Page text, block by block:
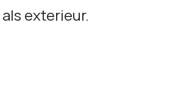
exterieur.